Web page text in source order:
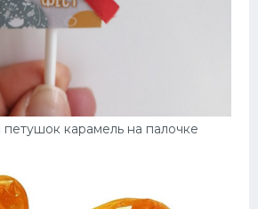
карамель на палочке